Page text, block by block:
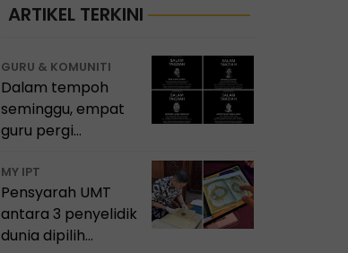
ARTIKEL TERKINI
GURU & KOMUNITI
Dalam tempoh
seminggu, empat
guru pergi
dunia pendidikan
Sarawak
MY IPT
Pensyarah UMT
antara 3 penyelidik
dunia dipilih